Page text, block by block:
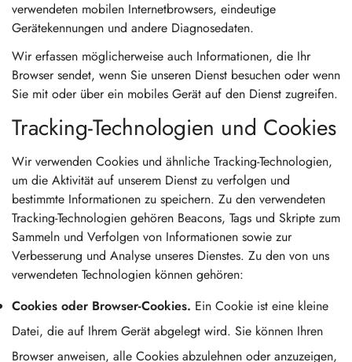
verwendeten mobilen Internetbrowsers, eindeutige
Gerätekennungen und andere Diagnosedaten.
Wir erfassen möglicherweise auch Informationen, die Ihr
Browser sendet, wenn Sie unseren Dienst besuchen oder wenn
Sie mit oder über ein mobiles Gerät auf den Dienst zugreifen.
Tracking-Technologien und Cookies
Wir verwenden Cookies und ähnliche Tracking-Technologien,
um die Aktivität auf unserem Dienst zu verfolgen und
bestimmte Informationen zu speichern. Zu den verwendeten
Tracking-Technologien gehören Beacons, Tags und Skripte zum
Sammeln und Verfolgen von Informationen sowie zur
Verbesserung und Analyse unseres Dienstes. Zu den von uns
verwendeten Technologien können gehören:
Cookies oder Browser-Cookies. Ein Cookie ist eine kleine
Datei, die auf Ihrem Gerät abgelegt wird. Sie können Ihren
Browser anweisen, alle Cookies abzulehnen oder anzuzeigen,